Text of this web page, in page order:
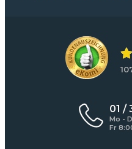
01 /
Mo -
Fr